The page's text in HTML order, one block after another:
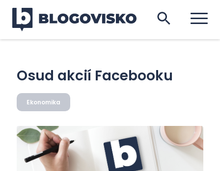
Osud akcií Facebooku
Ekonomika